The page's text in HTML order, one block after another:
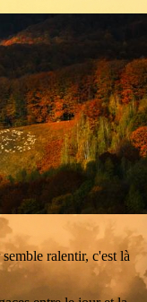
ralentir, c'est là